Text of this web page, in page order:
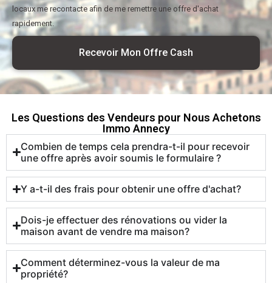
locaux me recontacte afin de me remettre une offre d'achat
rapidement.
Recevoir Mon Offre Cash
Les Questions des Vendeurs pour Nous Achetons
Immo Annecy
Combien de temps cela prendra-t-il pour recevoir
une offre après avoir soumis le formulaire ?
Y a-t-il des frais pour obtenir une offre d'achat?
Dois-je effectuer des rénovations ou vider la
maison avant de vendre ma maison?
Comment déterminez-vous la valeur de ma
propriété?